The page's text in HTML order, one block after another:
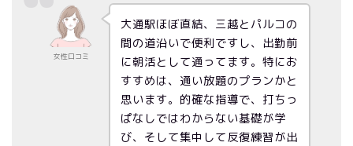
女性口コミ
大通駅ほぼ直結、三越とパルコの
間の道沿いで便利ですし、出勤前
に朝活として通ってます。特にお
すすめは、通い放題のプランかと
思います。的確な指導で、打ちっ
ぱなしではわからない基礎が学
び、そして集中して反復練習が出